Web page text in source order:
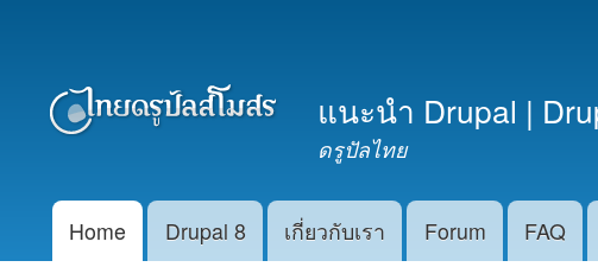
แนะนำ Drupal |
ดรูปัลไทย
Main menu
Home Drupal 8 เกี่ยวกับเรา Forum FAQ